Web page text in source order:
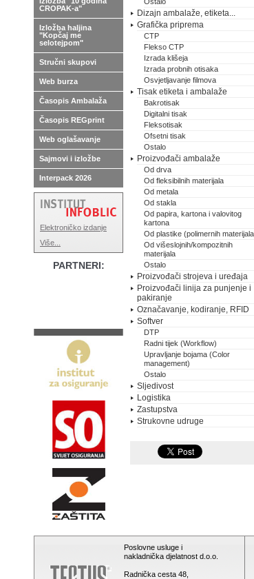
Dizajn ambalaže, etiketa...
Grafička priprema
CTP
Flekso CTP
Izrada klišeja
Izrada probnih otisaka
Osvjetljavanje filmova
Tisak etiketa i ambalaže
Bakrotisak
Digitalni tisak
Fleksotisak
Ofsetni tisak
Ostalo
Proizvođači ambalaže
Od drva
Od fleksibilnih materijala
Od metala
Od stakla
Od papira, kartona i valovitog
kartona
Od plastike (polimernih
Od višeslojnih/kompozitnih
materijala
Ostalo
Proizvođači strojeva i uređaja
Proizvođači linija za punjenje i
pakiranje
Označavanje, kodiranje, RFID
Softver
DTP
Radni tijek (Workflow)
Upravljanje bojama (Color
management)
Ostalo
Sljedivost
Logistika
Zastupstva
Strukovne udruge
CROPAK-a"
Izložba haljina
"Kopčaj me
selotejpom"
Stručni skupovi
Web burza
Časopis Ambalaža
Časopis REGprint
Web oglašavanje
Sajmovi i izložbe
Interpack 2026
Elektroničko izdanje
Više...
PARTNERI:
Poslovne usluge i
nakladnička djelatnost d.o.o.
Radnička cesta 48,